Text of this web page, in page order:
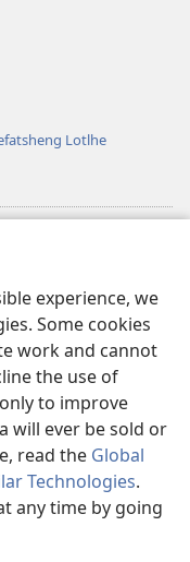
experience, we
Some cookies
work and cannot
the use of
to improve
will ever be sold or
read the Global
Technologies.
any time by going
Lotlhe
Society of Pennsylvania.